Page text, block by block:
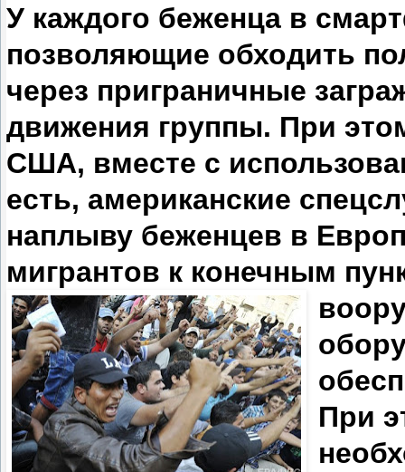
У каждого беженца в
позволяющие обходить
через приграничные
движения группы. При
США, вместе с
есть, американские
наплыву беженцев в
мигрантов к конечным
При